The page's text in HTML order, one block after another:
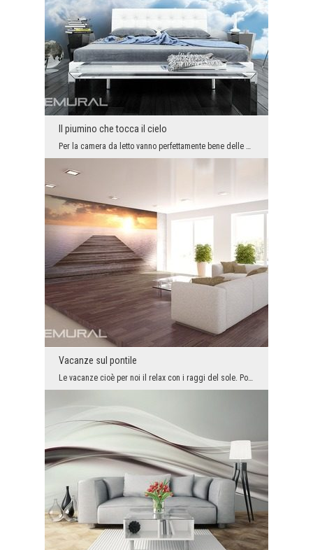
Il piumino che tocca il cielo
Per la camera da letto vanno perfettamente bene delle decorazioni delicate, tra le quali il sonno...
Vacanze sul pontile
Le vacanze cioè per noi il relax con i raggi del sole. Poi ci si può sedere al lago ed ammirare l...